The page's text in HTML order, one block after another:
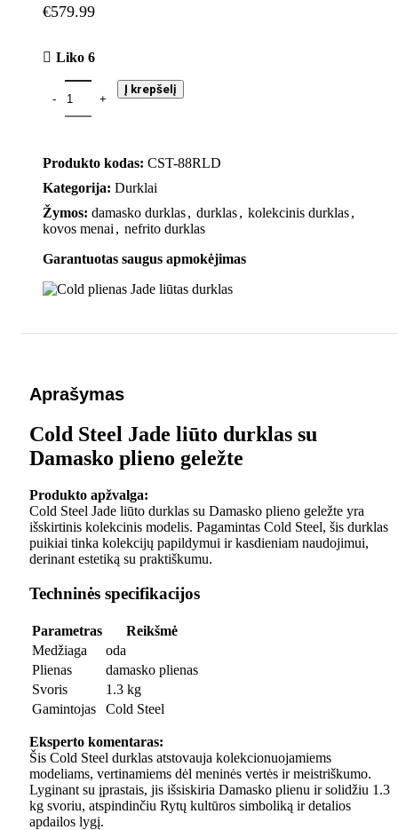
€579.99
Liko 6
Į krepšelį
Produkto kodas: CST-88RLD
Kategorija: Durklai
Žymos: damasko durklas, durklas, kolekcinis durklas,
kovos menai , nefrito durklas
Garantuotas saugus apmokėjimas
Aprašymas
Cold Steel Jade liūto durklas su
Damasko plieno geležte
Produkto apžvalga:
Cold Steel Jade liūto durklas su Damasko plieno geležte yra
išskirtinis kolekcinis modelis. Pagamintas Cold Steel, šis durklas
puikiai tinka kolekcijų papildymui ir kasdieniam naudojimui,
derinant estetiką su praktiškumu.
Techninės specifikacijos
Parametras
Reikšmė
Medžiaga
oda
Plienas
damasko plienas
Svoris
1.3 kg
Gamintojas
Cold Steel
Eksperto komentaras:
Šis Cold Steel durklas atstovauja kolekcionuojamiems
modeliams, vertinamiems dėl meninės vertės ir meistriškumo.
Lyginant su įprastais, jis išsiskiria Damasko plienu ir solidžiu 1.3
kg svoriu, atspindinčiu Rytų kultūros simboliką ir detalios
apdailos lygį.